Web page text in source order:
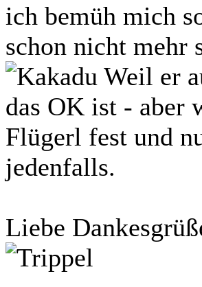
ich bemüh mich
schon nicht mehr
Weil er
das OK ist - aber
Flügerl fest und
jedenfalls.
Liebe